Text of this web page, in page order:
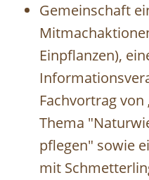
Gemeinschaft
Einpflanzen),
Fachvortrag von
Thema
pflegen" sowie
mit